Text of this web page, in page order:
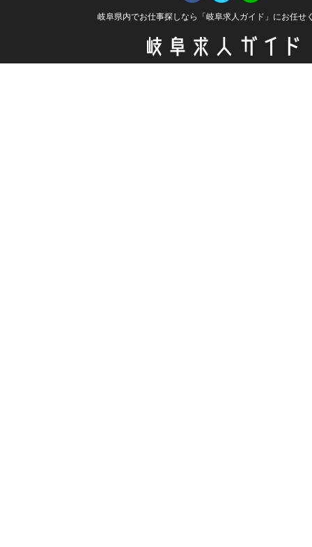
岐阜県内でお仕事探しなら「岐阜求人ガイド」にお任せ